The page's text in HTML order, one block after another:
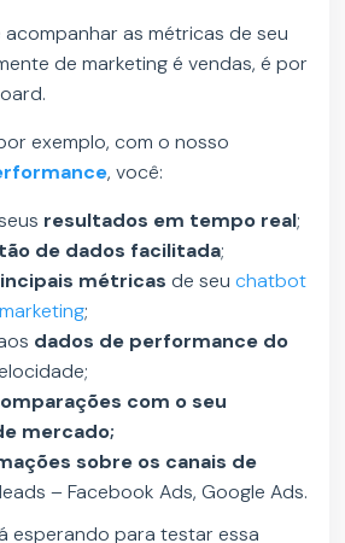
as métricas de seu
de marketing é vendas, é por
exemplo, com o nosso
, você:
resultados em tempo real;
de dados facilitada;
métricas de seuchatbot
;
dados de performance do
com o seu
mercado;
sobre os canais de
– Facebook Ads, Google Ads.
esperando para testar essa